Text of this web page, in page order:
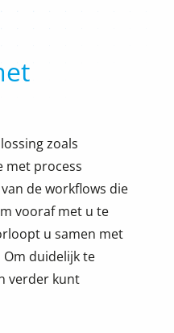
zoals
met process
de workflows die
vooraf met u te
u samen met
duidelijk te
verder kunt